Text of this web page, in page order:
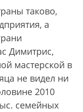
таково,
а
Димитрис,
мастерской в
не видел ни
2010
семейных